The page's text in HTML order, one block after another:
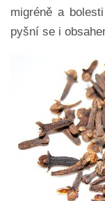
migréně a
pyšní se i